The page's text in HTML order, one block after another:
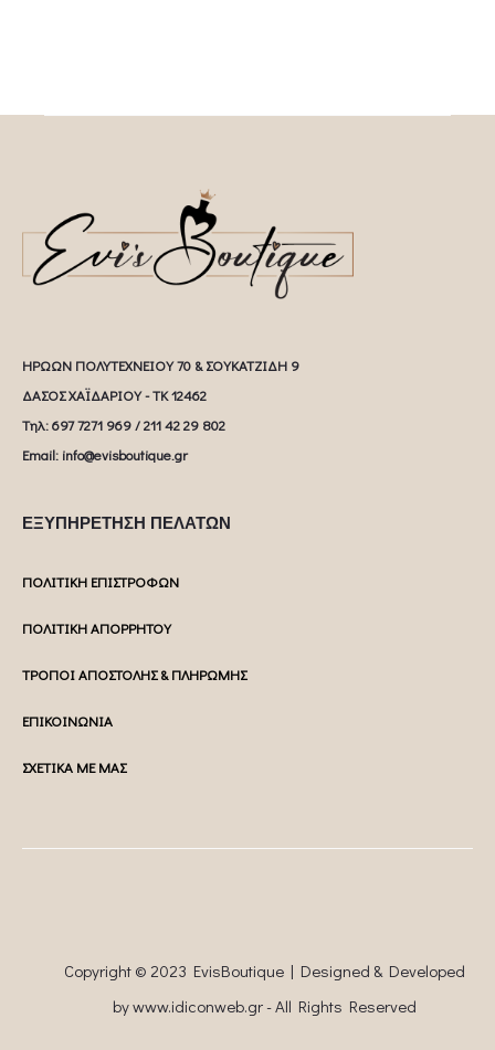
ΗΡΩΩΝ ΠΟΛΥΤΕΧΝΕΙΟΥ 70 & ΣΟΥΚΑΤΖΙΔΗ 9
ΔΑΣΟΣ ΧΑΪΔΑΡΙΟΥ - ΤΚ 12462
Tηλ: 697 7271 969 / 211 42 29 802
Email: info@evisboutique.gr
ΕΞΥΠΗΡΕΤΗΣΗ ΠΕΛΑΤΩΝ
ΠΟΛΙΤΙΚΗ ΕΠΙΣΤΡΟΦΩΝ
ΠΟΛΙΤΙΚΗ ΑΠΟΡΡΗΤΟΥ
ΤΡΟΠΟΙ ΑΠΟΣΤΟΛΗΣ & ΠΛΗΡΩΜΗΣ
ΕΠΙΚΟΙΝΩΝΙΑ
ΣΧΕΤΙΚΑ ΜΕ ΜΑΣ
Copyright © 2023 EvisBoutique | Designed & Developed
bywww.idiconweb.gr- All Rights Reserved